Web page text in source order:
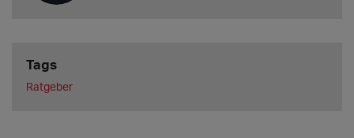
Tags
Ratgeber